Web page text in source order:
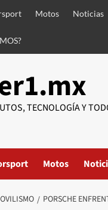
Motos Noticias
TECNOLOGÍA Y
Motos
PORSCHE